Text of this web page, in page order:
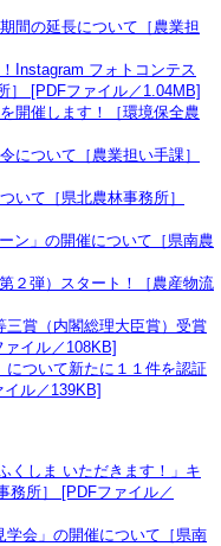
間の延長について［農業担
Instagram フォトコンテス
］ [PDFファイル／1.04MB]
開催します！［環境保全農
について［農業担い手課］
いて［県北農林事務所］
ン」の開催について［県南農
２弾）スタート！［農産物流
三賞（内閣総理大臣賞）受賞
イル／108KB]
について新たに１１件を認証
ル／139KB]
くしま いただきます！」キ
務所］ [PDFファイル／
学会」の開催について［県南